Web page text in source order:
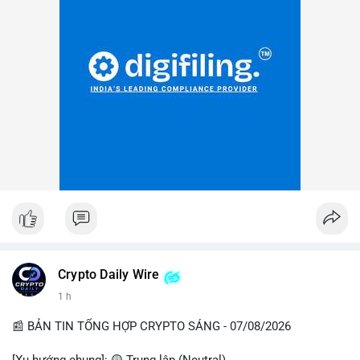
Crypto Daily Wire
1 h
📰 BẢN TIN TỔNG HỢP CRYPTO SÁNG - 07/08/2026